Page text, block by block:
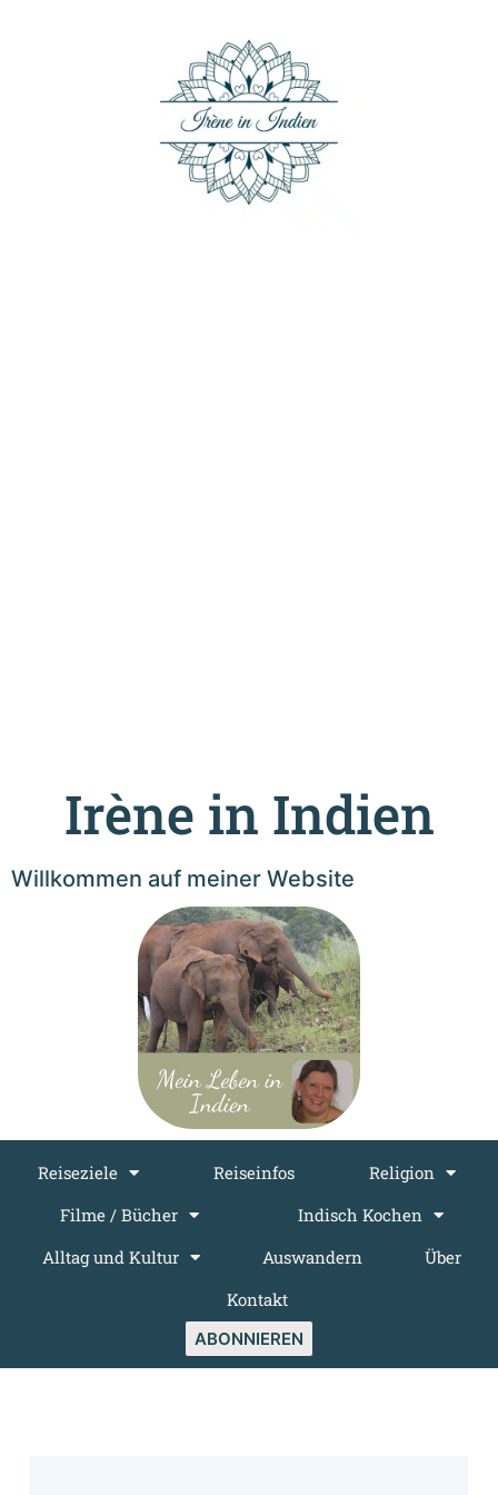
Irène in Indien
Willkommen auf meiner Website
Reiseziele Reiseinfos
Religion
Filme / Bücher
Indisch Kochen
Alltag und Kultur
Auswandern
Über
Kontakt
ABONNIEREN